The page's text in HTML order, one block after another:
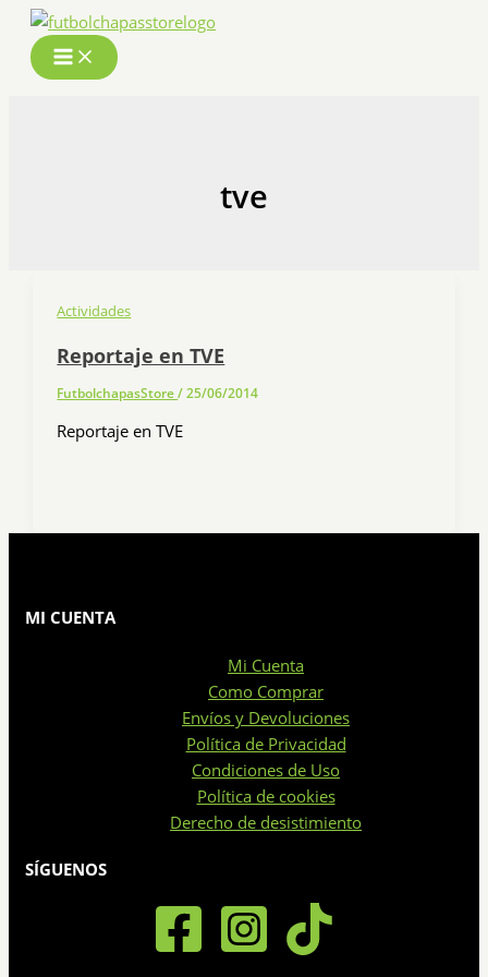
contenido
tve
Actividades
Reportaje en TVE
FutbolchapasStore/25/06/2014
Reportaje en TVE
MI CUENTA
Mi Cuenta
Como Comprar
Envíos y Devoluciones
Política de Privacidad
Condiciones de Uso
Política de cookies
Derecho de desistimiento
SÍGUENOS